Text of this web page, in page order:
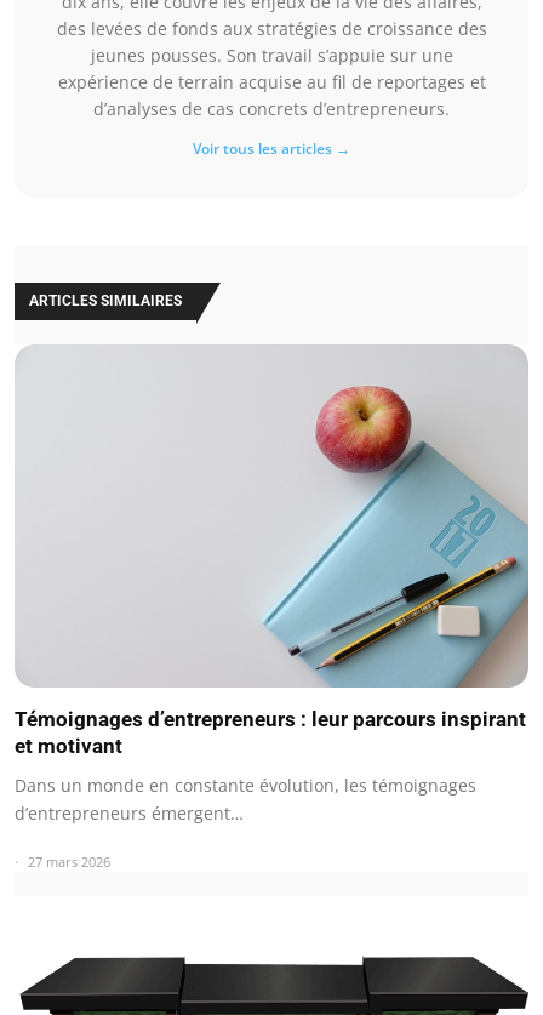
des levées de fonds aux stratégies de croissance des
jeunes pousses. Son travail s’appuie sur une
expérience de terrain acquise au fil de reportages et
d’analyses de cas concrets d’entrepreneurs.
Voir tous les articles →
ARTICLES SIMILAIRES
Témoignages d’entrepreneurs : leur parcours inspirant
et motivant
Dans un monde en constante évolution, les témoignages
d’entrepreneurs émergent…
27 mars 2026